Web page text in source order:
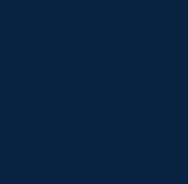
instaladas de fábrica,
MSRP, costos de
aplicables para los
Pueden estar disponibles
la elegibilidad. Estos
según los programas
el equipo opcional
de documentación del
de Casa Autoplex, e
registro y tarifas de título.